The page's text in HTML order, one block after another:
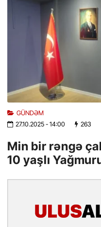
GÜNDƏM
27.10.2025- 14:00 263
Min bir rəngə
10 yaşlı